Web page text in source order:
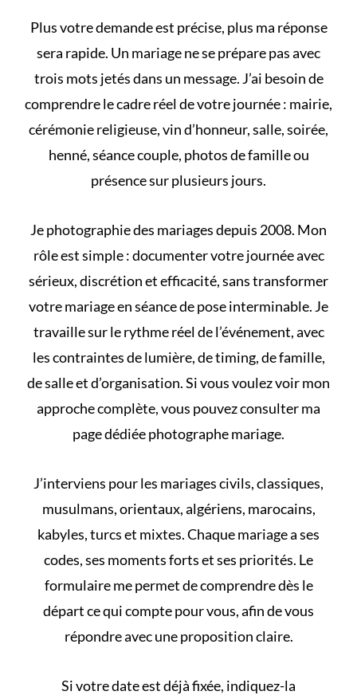
Plus votre demande est précise, plus ma réponse
sera rapide. Un mariage ne se prépare pas avec
trois mots jetés dans un message. J’ai besoin de
comprendre le cadre réel de votre journée : mairie,
cérémonie religieuse, vin d’honneur, salle, soirée,
henné, séance couple, photos de famille ou
présence sur plusieurs jours.
Je photographie des mariages depuis 2008. Mon
rôle est simple : documenter votre journée avec
sérieux, discrétion et efficacité, sans transformer
votre mariage en séance de pose interminable. Je
travaille sur le rythme réel de l’événement, avec
les contraintes de lumière, de timing, de famille,
de salle et d’organisation. Si vous voulez voir mon
approche complète, vous pouvez consulter ma
page dédiéephotographe mariage.
J’interviens pour les mariages civils, classiques,
musulmans, orientaux, algériens, marocains,
kabyles, turcs et mixtes. Chaque mariage a ses
codes, ses moments forts et ses priorités. Le
formulaire me permet de comprendre dès le
départ ce qui compte pour vous, afin de vous
répondre avec une proposition claire.
Si votre date est déjà fixée, indiquez-la